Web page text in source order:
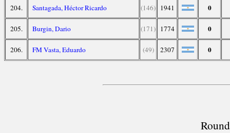
204. Santagada, Héctor Ricardo (146) 1941 0
205. Burgin, Dario (171) 1774 0
206. FM Vasta, Eduardo (49) 2307 0